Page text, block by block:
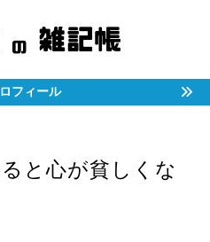
フィール
と心が貧しくな